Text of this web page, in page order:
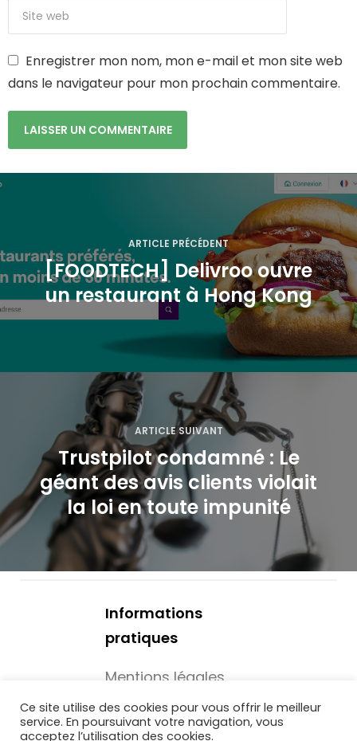
Enregistrer mon nom, mon e-mail et mon site web
dans le navigateur pour mon prochain commentaire.
N
v
i
g
n
d
ARTICLE PRÉCÉDENT
[FOODTECH] Delivroo ouvre
un restaurant à Hong Kong
ARTICLE SUIVANT
Trustpilot condamné : Le
géant des avis clients violait
la loi en toute impunité
Informations
pratiques
Mentions légales
Mécénat -
Associations
Ce site utilise des cookies pour vous offrir le meilleur
service. En poursuivant votre navigation, vous
acceptez l’utilisation des cookies.